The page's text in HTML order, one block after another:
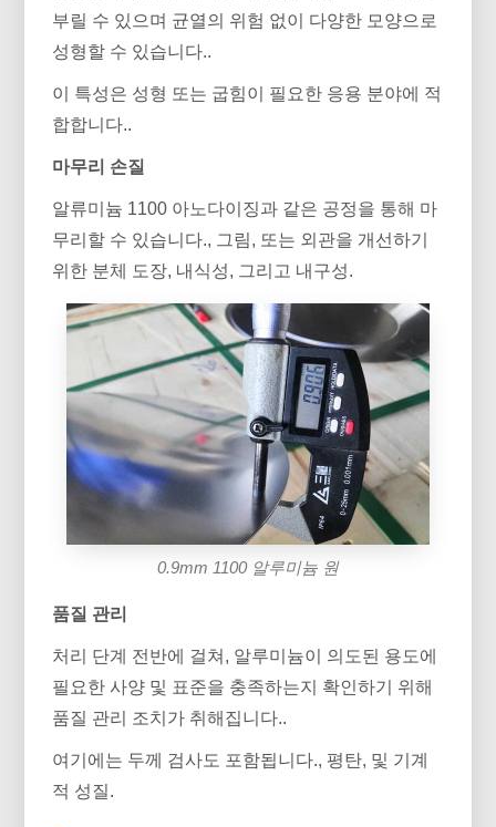
부릴 수 있으며 균열의 위험 없이 다양한 모양으로
성형할 수 있습니다..
이 특성은 성형 또는 굽힘이 필요한 응용 분야에 적
합합니다..
마무리 손질
알류미늄 1100 아노다이징과 같은 공정을 통해 마
무리할 수 있습니다., 그림, 또는 외관을 개선하기
위한 분체 도장, 내식성, 그리고 내구성.
0.9mm 1100 알루미늄 원
품질 관리
처리 단계 전반에 걸쳐, 알루미늄이 의도된 용도에
필요한 사양 및 표준을 충족하는지 확인하기 위해
품질 관리 조치가 취해집니다..
여기에는 두께 검사도 포함됩니다., 평탄, 및 기계
적 성질.